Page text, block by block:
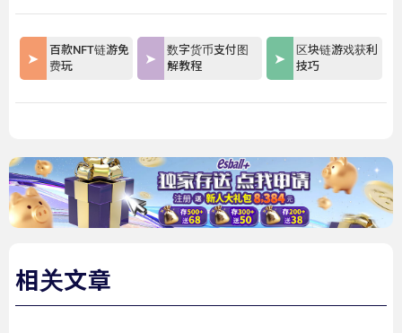
百款NFT链游免
费玩
数字货币支付图
解教程
区块链游戏获利
技巧
相关文章